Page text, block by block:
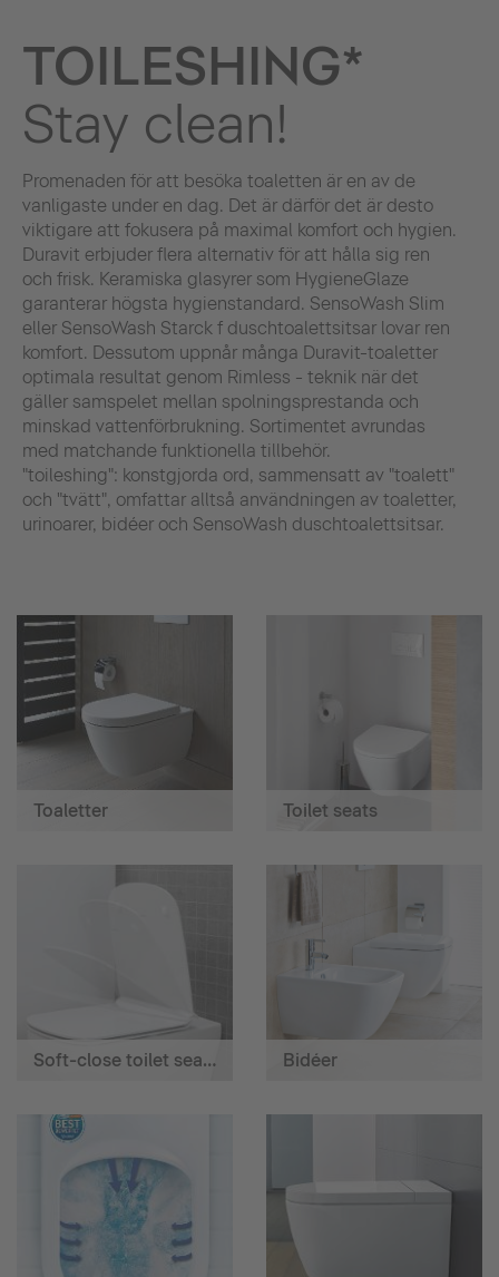
TOILESHING*
Stay clean!
Promenaden för att besöka toaletten är en av de
vanligaste under en dag. Det är därför det är desto
viktigare att fokusera på maximal komfort och hygien.
Duravit erbjuder flera alternativ för att hålla sig ren
och frisk. Keramiska glasyrer som HygieneGlaze
garanterar högsta hygienstandard. SensoWash Slim
eller SensoWash Starck f duschtoalettsitsar lovar ren
komfort. Dessutom uppnår många Duravit-toaletter
optimala resultat genom Rimless - teknik när det
gäller samspelet mellan spolningsprestanda och
minskad vattenförbrukning. Sortimentet avrundas
med matchande funktionella tillbehör.
"toileshing": konstgjorda ord, sammensatt av "toalett"
och "tvätt", omfattar alltså användningen av toaletter,
urinoarer, bidéer och SensoWash duschtoalettsitsar.
Toaletter Toilet seats
Soft-close toilet seats Bidéer